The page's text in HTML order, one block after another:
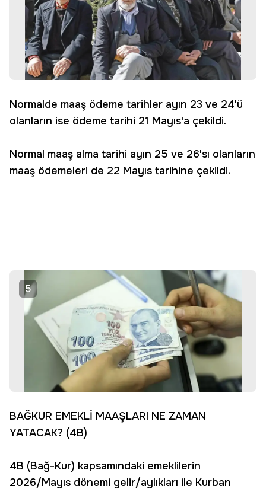
Normalde maaş ödeme tarihler ayın 23 ve 24'ü
olanların ise ödeme tarihi 21 Mayıs'a çekildi.
Normal maaş alma tarihi ayın 25 ve 26'sı olanların
maaş ödemeleri de 22 Mayıs tarihine çekildi.
5
BAĞKUR EMEKLİ MAAŞLARI NE ZAMAN
YATACAK? (4B)
4B (Bağ-Kur) kapsamındaki emeklilerin
2026/Mayıs dönemi gelir/aylıkları ile Kurban